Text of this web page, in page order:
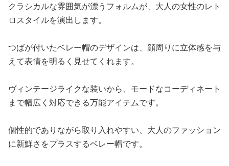
クラシカルな雰囲気が漂うフォルムが、大人の女性のレト
ロスタイルを演出します。
つばが付いたベレー帽のデザインは、顔周りに立体感を与
えて表情を明るく見せてくれます。
ヴィンテージライクな装いから、モードなコーディネート
まで幅広く対応できる万能アイテムです。
個性的でありながら取り入れやすい、大人のファッション
に新鮮さをプラスするベレー帽です。